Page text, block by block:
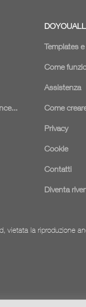
DOYOUALL
Templates
Come
Assistenza
Come
Privacy
Cookie
Contatti
Diventa
vietata la riproduzione